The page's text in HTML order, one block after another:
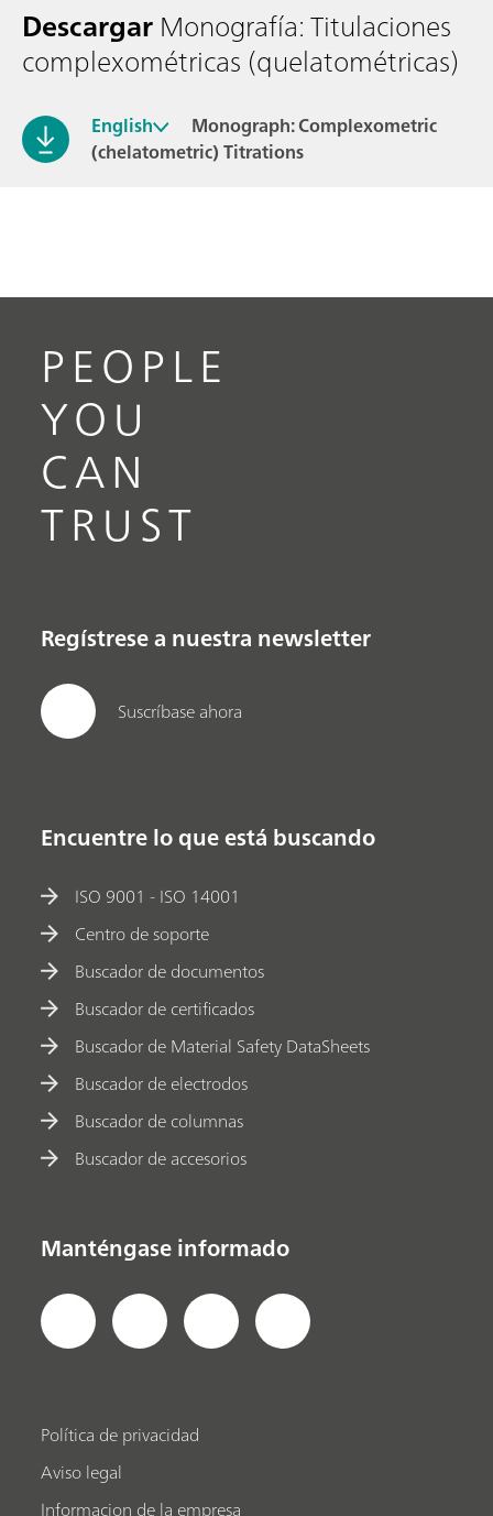
DescargarMonografía: Titulaciones
complexométricas (quelatométricas)
English
Monograph: Complexometric
(chelatometric) Titrations
PEOPLE
YOU
CAN
TRUST
Regístrese a nuestra newsletter
Suscríbase ahora
Encuentre lo que está buscando
ISO 9001 - ISO 14001
Centro de soporte
Buscador de documentos
Buscador de certificados
Buscador de Material Safety DataSheets
Buscador de electrodos
Buscador de columnas
Buscador de accesorios
Manténgase informado
Política de privacidad
Aviso legal
Informacion de la empresa